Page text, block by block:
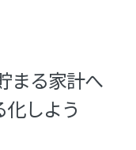
まる家計へ
しよう